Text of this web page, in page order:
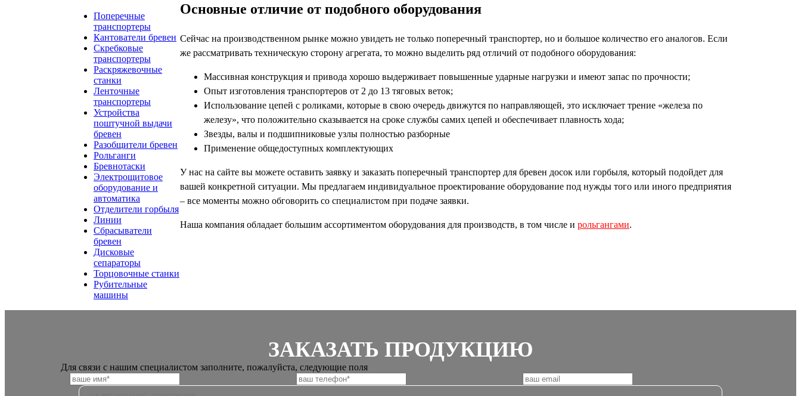
Поперечные
транспортеры
Кантователи бревен
Скребковые
транспортеры
Раскряжевочные
станки
Ленточные
транспортеры
Устройства
поштучной выдачи
бревен
Разобщители бревен
Рольганги
Бревнотаски
Электрощитовое
оборудование и
автоматика
Отделители горбыля
Линии
Сбрасыватели
бревен
Дисковые
сепараторы
Торцовочные станки
Рубительные
машины
Основные отличие от подобного оборудования
Сейчас на производственном рынке можно увидеть не только поперечный транспортер, но и большое количество его аналогов. Если
же рассматривать техническую сторону агрегата, то можно выделить ряд отличий от подобного оборудования:
Массивная конструкция и привода хорошо выдерживает повышенные ударные нагрузки и имеют запас по прочности;
Опыт изготовления транспортеров от 2 до 13 тяговых веток;
Использование цепей с роликами, которые в свою очередь движутся по направляющей, это исключает трение «железа по
железу», что положительно сказывается на сроке службы самих цепей и обеспечивает плавность хода;
Звезды, валы и подшипниковые узлы полностью разборные
Применение общедоступных комплектующих
У нас на сайте вы можете оставить заявку и заказать поперечный транспортер для бревен досок или горбыля, который подойдет для
вашей конкретной ситуации. Мы предлагаем индивидуальное проектирование оборудование под нужды того или иного предприятия
– все моменты можно обговорить со специалистом при подаче заявки.
Наша компания обладает большим ассортиментом оборудования для производств, в том числе и рольгангами.
ЗАКАЗАТЬ ПРОДУКЦИЮ
Для связи с нашим специалистом заполните, пожалуйста, следующие поля